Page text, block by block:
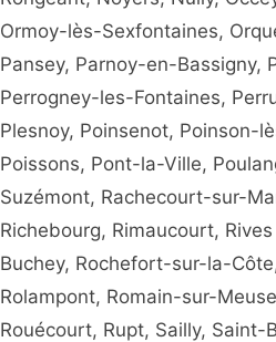
Ormoy-lès-Sexfontaines,
Pansey, Parnoy-en-Bassigny,
Perrogney-les-Fontaines,
Plesnoy, Poinsenot, Poinson-
Poissons, Pont-la-Ville,
Suzémont, Rachecourt-sur-
Richebourg, Rimaucourt,
Buchey, Rochefort-sur-la-
Rolampont, Romain-sur-
Rouécourt, Rupt, Sailly,